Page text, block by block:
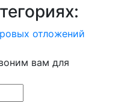
отложений
вам для